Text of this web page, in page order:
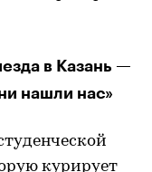
в Казань —
нашли нас»
курирует